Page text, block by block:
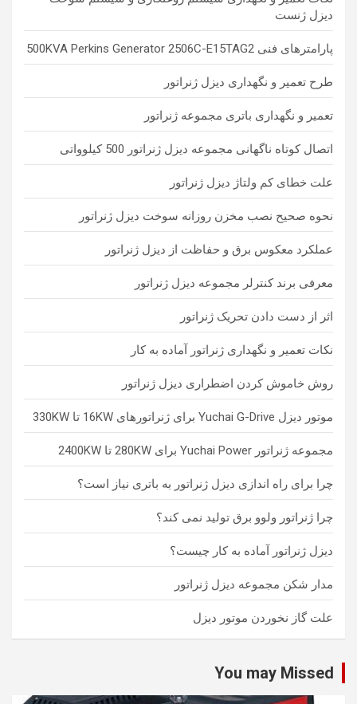
دیزل ژنست
پارامترهای فنی 500KVA Perkins Generator 2506C-E15TAG2
طرح تعمیر و نگهداری دیزل ژنراتور
تعمیر و نگهداری باتری مجموعه ژنراتور
اتصال کوتاه ناگهانی مجموعه دیزل ژنراتور 500 کیلوواتی
علت خطای کم ولتاژ دیزل ژنراتور
نحوه صحیح نصب مخزن روزانه سوخت دیزل ژنراتور
عملکرد معکوس برق و حفاظت از دیزل ژنراتور
معرفی برند کنترلر مجموعه دیزل ژنراتور
اثر از دست دادن تحریک ژنراتور
نکات تعمیر و نگهداری ژنراتور آماده به کار
روش خاموش کردن اضطراری دیزل ژنراتور
موتور دیزل Yuchai G-Drive برای ژنراتورهای 16KW تا 330KW
مجموعه ژنراتور Yuchai Power برای 280KW تا 2400KW
چرا برای راه اندازی دیزل ژنراتور به باتری نیاز است؟
چرا ژنراتور ولوو برق تولید نمی کند؟
دیزل ژنراتور آماده به کار چیست؟
مدار شکن مجموعه دیزل ژنراتور
علت گاز نخوردن موتور دیزل
You may Missed